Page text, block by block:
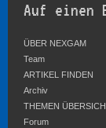
Auf einen
ÜBER NEXGAM
Team
ARTIKEL FINDEN
Archiv
THEMEN
Forum